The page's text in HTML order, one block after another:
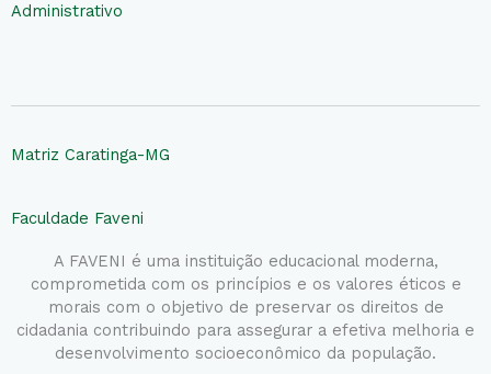
Administrativo
Matriz Caratinga-MG
Faculdade Faveni
A FAVENI é uma instituição educacional moderna,
comprometida com os princípios e os valores éticos e
morais com o objetivo de preservar os direitos de
cidadania contribuindo para assegurar a efetiva melhoria e
desenvolvimento socioeconômico da população.